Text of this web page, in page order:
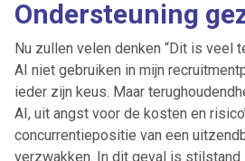
Ondersteuning
Nu zullen velen denken “Dit is veel
AI niet gebruiken in mijn
ieder zijn keus. Maar
AI, uit angst voor de kosten en
concurrentiepositie van een
verzwakken. In dit geval is stilstand